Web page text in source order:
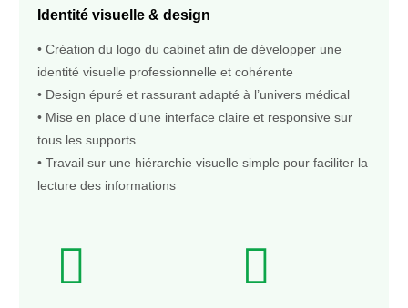
Identité visuelle & design
• Création du logo du cabinet afin de développer une
identité visuelle professionnelle et cohérente
• Design épuré et rassurant adapté à l’univers médical
• Mise en place d’une interface claire et responsive sur
tous les supports
• Travail sur une hiérarchie visuelle simple pour faciliter la
lecture des informations